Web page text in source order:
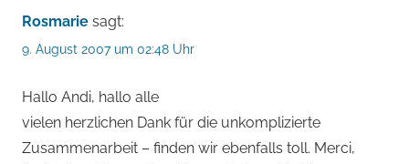
Rosmarie sagt:
9. August 2007 um 02:48 Uhr
Hallo Andi, hallo alle
vielen herzlichen Dank für die unkomplizierte
Zusammenarbeit – finden wir ebenfalls toll. Merci,